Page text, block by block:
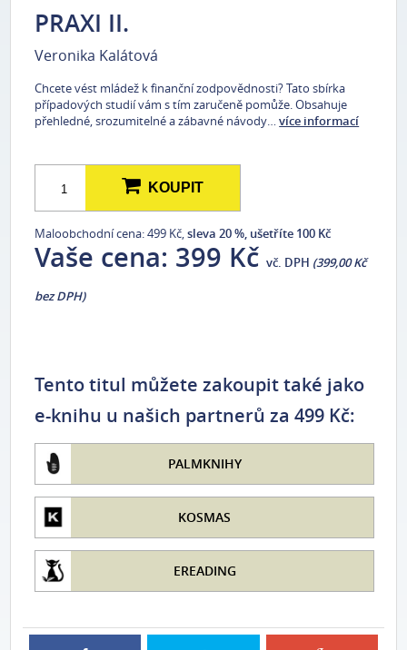
PRAXI II.
Veronika Kalátová
Chcete vést mládež k finanční zodpovědnosti? Tato sbírka
případových studií vám s tím zaručeně pomůže. Obsahuje
přehledné, srozumitelné a zábavné návody…více informací
KOUPIT
Maloobchodní cena: 499 Kč,sleva 20 %, ušetříte 100 Kč
Vaše cena: 399 Kč vč. DPH (399,00 Kč
bez DPH)
Tento titul můžete zakoupit také jako
e-knihu u našich partnerů za 499 Kč:
PALMKNIHY
KOSMAS
EREADING